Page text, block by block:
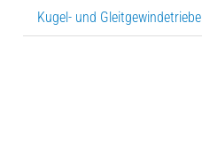
Kugel- und Gleitgewindetriebe